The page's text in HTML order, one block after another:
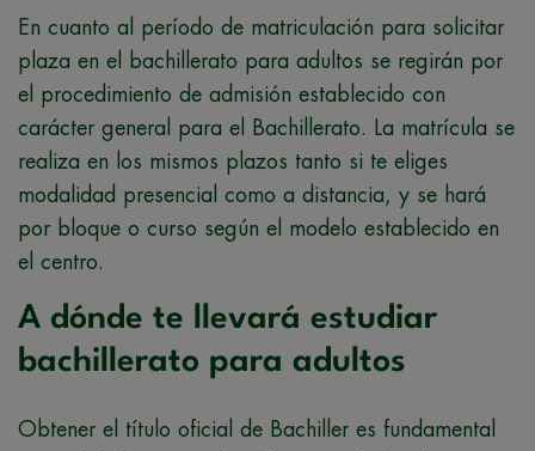
En cuanto al período de matriculación para solicitar
plaza en el bachillerato para adultos se regirán por
el procedimiento de admisión establecido con
carácter general para el Bachillerato. La matrícula se
realiza en los mismos plazos tanto si te eliges
modalidad presencial como a distancia, y se hará
por bloque o curso según el modelo establecido en
el centro.
A dónde te llevará estudiar
bachillerato para adultos
Obtener el título oficial de Bachiller es fundamental